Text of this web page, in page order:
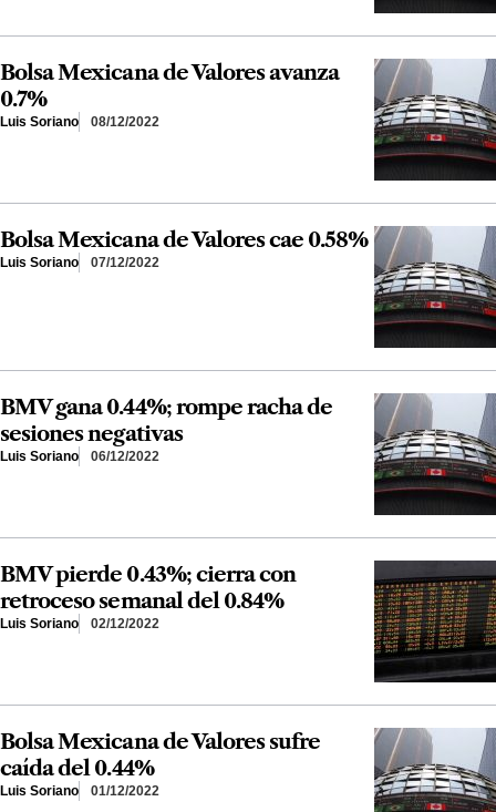
Bolsa Mexicana de Valores avanza
0.7%
Luis Soriano 08/12/2022
Bolsa Mexicana de Valores cae 0.58%
Luis Soriano 07/12/2022
BMV gana 0.44%; rompe racha de
sesiones negativas
Luis Soriano 06/12/2022
BMV pierde 0.43%; cierra con
retroceso semanal del 0.84%
Luis Soriano 02/12/2022
Bolsa Mexicana de Valores sufre
caída del 0.44%
Luis Soriano 01/12/2022